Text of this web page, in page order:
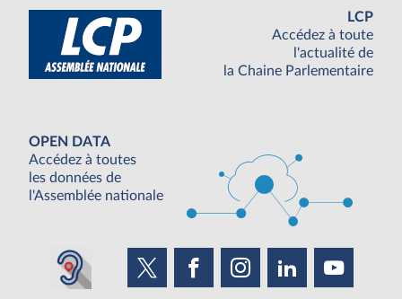
LCP
Accédez à toute
l'actualité de
la Chaine Parlementaire
OPEN DATA
Accédez à toutes
les données de
l'Assemblée nationale